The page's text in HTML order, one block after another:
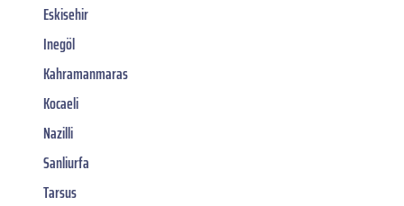
Eskisehir
Inegöl
Kahramanmaras
Kocaeli
Nazilli
Sanliurfa
Tarsus